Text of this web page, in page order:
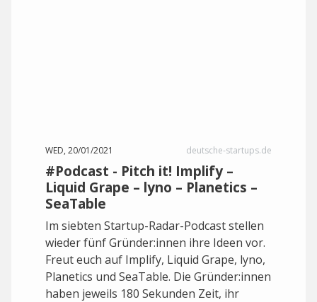
WED, 20/01/2021 deutsche-startups.de
#Podcast - Pitch it! Implify –
Liquid Grape – lyno – Planetics –
SeaTable
Im siebten Startup-Radar-Podcast stellen
wieder fünf Gründer:innen ihre Ideen vor.
Freut euch auf Implify, Liquid Grape, lyno,
Planetics und SeaTable. Die Gründer:innen
haben jeweils 180 Sekunden Zeit, ihr